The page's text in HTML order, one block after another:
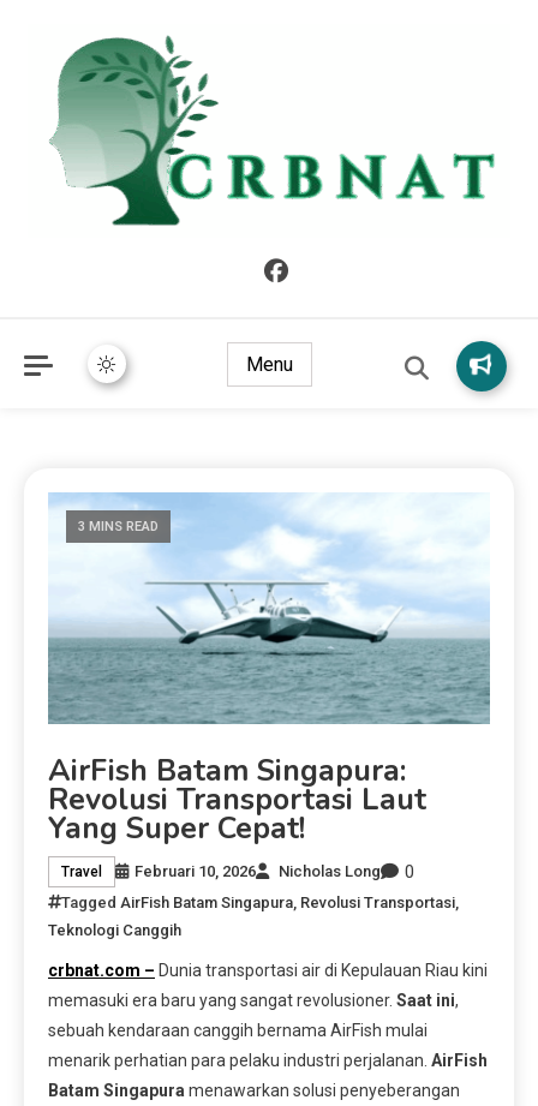
Menu
3 MINS READ
AirFish Batam Singapura:
Revolusi Transportasi Laut
Yang Super Cepat!
Travel Februari 10, 2026 Nicholas Long 0
Tagged AirFish Batam Singapura Revolusi Transportasi
Teknologi Canggih
crbnat.com – Dunia transportasi air di Kepulauan Riau kini
memasuki era baru yang sangat revolusioner. Saat ini,
sebuah kendaraan canggih bernama AirFish mulai
menarik perhatian para pelaku industri perjalanan. AirFish
Batam Singapura menawarkan solusi penyeberangan